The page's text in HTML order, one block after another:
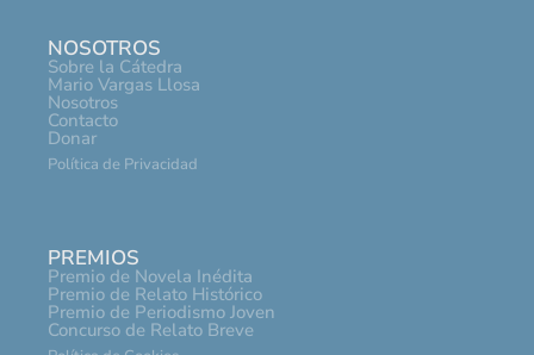
NOSOTROS
Sobre la Cátedra
Mario Vargas Llosa
Nosotros
Contacto
Donar
Política de Privacidad
PREMIOS
Premio de Novela Inédita
Premio de Relato Histórico
Premio de Periodismo Joven
Concurso de Relato Breve